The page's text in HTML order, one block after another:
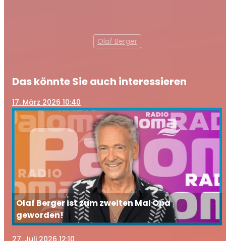
Olaf Berger
Das könnte Sie auch interessieren
17. März 2026 10:40
Olaf Berger ist zum zweiten Mal Opa
geworden!
27. Juli 2026 12:10